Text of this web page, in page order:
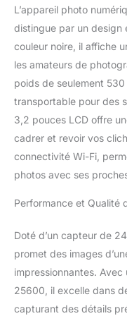
L’appareil photo
distingue par un design
couleur noire, il affiche
les amateurs de
poids de seulement
transportable pour des
3,2 pouces LCD offre
cadrer et revoir vos
connectivité Wi-Fi,
photos avec ses
Performance et Qualité
Doté d’un capteur de
promet des images
impressionnantes.
25600, il excelle dans
capturant des détails